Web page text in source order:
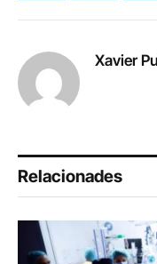
Xavier
Relacionades